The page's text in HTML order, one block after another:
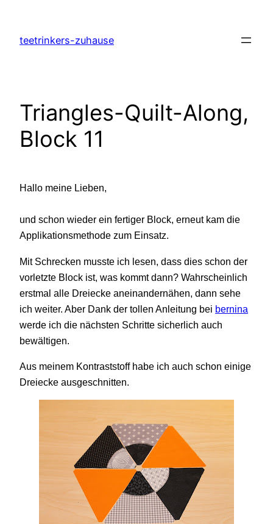
springen
teetrinkers-zuhause
Triangles-Quilt-Along,
Block 11
Hallo meine Lieben,
und schon wieder ein fertiger Block, erneut kam die
Applikationsmethode zum Einsatz.
Mit Schrecken musste ich lesen, dass dies schon der
vorletzte Block ist, was kommt dann? Wahrscheinlich
erstmal alle Dreiecke aneinandernähen, dann sehe
ich weiter. Aber Dank der tollen Anleitung bei bernina
werde ich die nächsten Schritte sicherlich auch
bewältigen.
Aus meinem Kontraststoff habe ich auch schon einige
Dreiecke ausgeschnitten.